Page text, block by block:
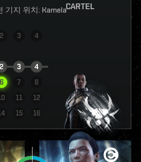
기지 위치: Kamela
2 3
4
2 3
4
6 7
8
11
12
15 16
현황 확인하기
CARTEL